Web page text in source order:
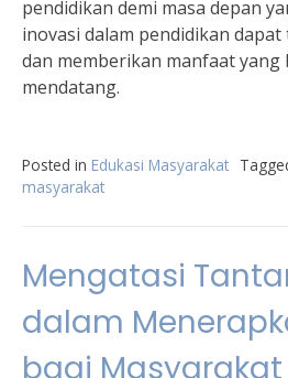
pendidikan demi masa depan
inovasi dalam pendidikan
dan memberikan manfaat yang
mendatang.
Posted in Edukasi Masyarakat
masyarakat
Mengatasi
dalam
bagi